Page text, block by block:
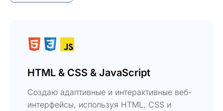
HTML & CSS & JavaScript
Создаю адаптивные и интерактивные веб-
интерфейсы, используя HTML, CSS и